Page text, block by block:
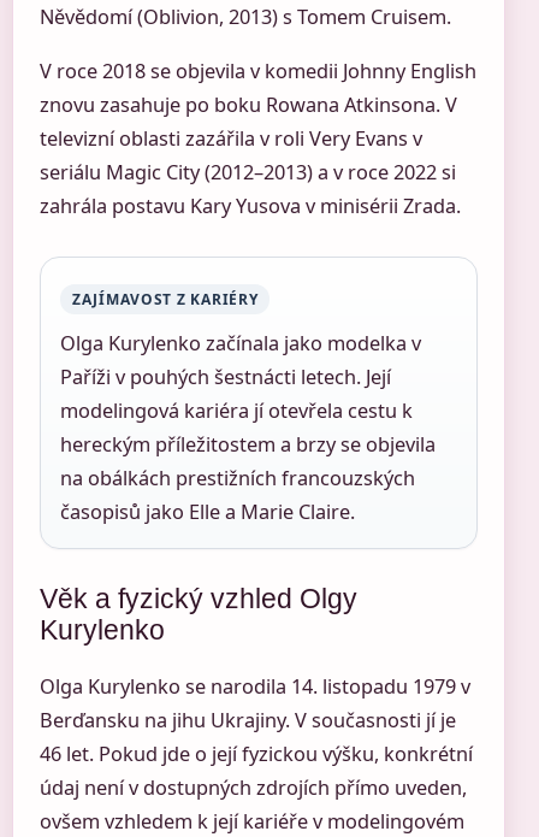
Něvědomí (Oblivion, 2013) s Tomem Cruisem.
V roce 2018 se objevila v komedii Johnny English
znovu zasahuje po boku Rowana Atkinsona. V
televizní oblasti zazářila v roli Very Evans v
seriálu Magic City (2012–2013) a v roce 2022 si
zahrála postavu Kary Yusova v minisérii Zrada.
ZAJÍMAVOST Z KARIÉRY
Olga Kurylenko začínala jako modelka v
Paříži v pouhých šestnácti letech. Její
modelingová kariéra jí otevřela cestu k
hereckým příležitostem a brzy se objevila
na obálkách prestižních francouzských
časopisů jako Elle a Marie Claire.
Věk a fyzický vzhled Olgy
Kurylenko
Olga Kurylenko se narodila 14. listopadu 1979 v
Berďansku na jihu Ukrajiny. V současnosti jí je
46 let. Pokud jde o její fyzickou výšku, konkrétní
údaj není v dostupných zdrojích přímo uveden,
ovšem vzhledem k její kariéře v modelingovém